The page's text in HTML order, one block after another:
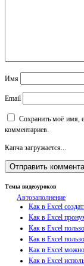
Имя
Email
Сохранить моё имя,
комментариев.
Капча загружается...
Темы видеоуроков
Автозаполнение
Как в Excel
Как в Excel
Как в Excel
Как в Excel
Как в Excel
Как в Excel